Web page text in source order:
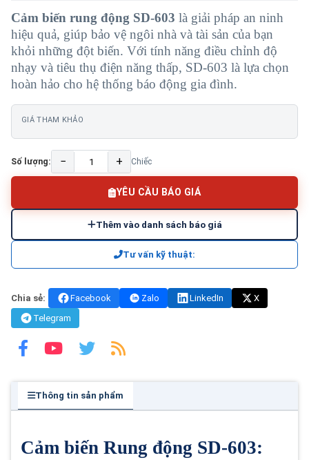
Cảm biến rung động SD-603 là giải pháp an ninh
hiệu quả, giúp bảo vệ ngôi nhà và tài sản của bạn
khỏi những đột biến. Với tính năng điều chỉnh độ
nhạy và tiêu thụ điện năng thấp, SD-603 là lựa chọn
hoàn hảo cho hệ thống báo động gia đình.
GIÁ THAM KHẢO
Số lượng: − + Chiếc
YÊU CẦU BÁO GIÁ
Thêm vào danh sách báo giá
Tư vấn kỹ thuật:
Chia sẻ: Facebook Zalo LinkedIn
X
Telegram
Thông tin sản phẩm
Cảm biến Rung động SD-603: